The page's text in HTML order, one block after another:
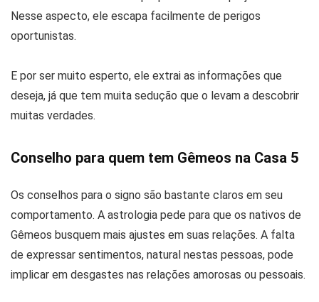
Nesse aspecto, ele escapa facilmente de perigos
oportunistas.
E por ser muito esperto, ele extrai as informações que
deseja, já que tem muita sedução que o levam a descobrir
muitas verdades.
Conselho para quem tem Gêmeos na Casa 5
Os conselhos para o signo são bastante claros em seu
comportamento. A astrologia pede para que os nativos de
Gêmeos busquem mais ajustes em suas relações. A falta
de expressar sentimentos, natural nestas pessoas, pode
implicar em desgastes nas relações amorosas ou pessoais.